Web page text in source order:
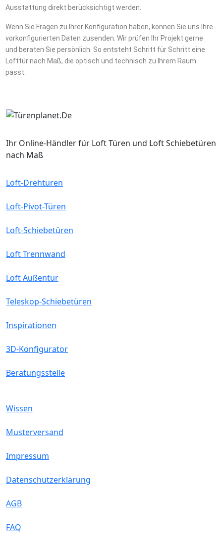
Ausstattung direkt berücksichtigt werden.
Wenn Sie Fragen zu Ihrer Konfiguration haben, können Sie uns Ihre
vorkonfigurierten Daten zusenden. Wir prüfen Ihr Projekt gerne
und beraten Sie persönlich. So entsteht Schritt für Schritt eine
Lofttür nach Maß, die optisch und technisch zu Ihrem Raum
passt.
Ihr Online-Händler für Loft Türen und Loft Schiebetüren
nach Maß
Loft-Drehtüren
Loft-Pivot-Türen
Loft-Schiebetüren
Loft Trennwand
Loft Außentür
Teleskop-Schiebetüren
Inspirationen
3D-Konfigurator
Beratungsstelle
Wissen
Musterversand
Impressum
Datenschutzerklärung
AGB
FAQ